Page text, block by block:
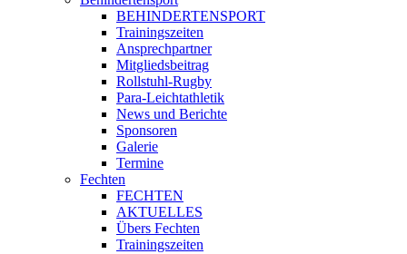
BEHINDERTENSPORT
Trainingszeiten
Ansprechpartner
Mitgliedsbeitrag
Rollstuhl-Rugby
Para-Leichtathletik
News und Berichte
Sponsoren
Galerie
Termine
Fechten
FECHTEN
AKTUELLES
Übers Fechten
Trainingszeiten